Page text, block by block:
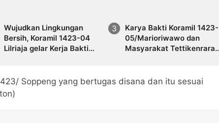
Wujudkan Lingkungan
Bersih, Koramil 1423-04
Lilriaja gelar Kerja Bakti
Karya Bakti Koramil 1423-
05/Marioriwawo dan
Masyarakat Tettikenrarae
Soppeng yang bertugas disana dan itu sesuai